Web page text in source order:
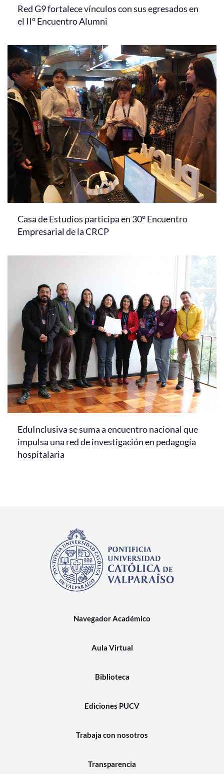
Red G9 fortalece vínculos con sus egresados en
el II° Encuentro Alumni
Casa de Estudios participa en 30° Encuentro
Empresarial de la CRCP
EduInclusiva se suma a encuentro nacional que
impulsa una red de investigación en pedagogía
hospitalaria
Navegador Académico
Aula Virtual
Biblioteca
Ediciones PUCV
Trabaja con nosotros
Transparencia